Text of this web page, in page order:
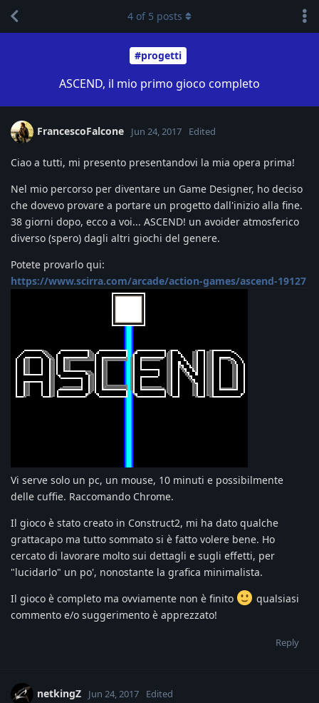
#progetti
ASCEND, il mio primo gioco completo
4 of 5 posts
FrancescoFalcone Jun 24, 2017 Edited
Ciao a tutti, mi presento presentandovi la mia opera prima!
Nel mio percorso per diventare un Game Designer, ho deciso
che dovevo provare a portare un progetto dall'inizio alla fine.
38 giorni dopo, ecco a voi... ASCEND! un avoider atmosferico
diverso (spero) dagli altri giochi del genere.
Potete provarlo qui:
https://www.scirra.com/arcade/action-games/ascend-19127
Vi serve solo un pc, un mouse, 10 minuti e possibilmente
delle cuffie. Raccomando Chrome.
Il gioco è stato creato in Construct2, mi ha dato qualche
grattacapo ma tutto sommato si è fatto volere bene. Ho
cercato di lavorare molto sui dettagli e sugli effetti, per
"lucidarlo" un po', nonostante la grafica minimalista.
Il gioco è completo ma ovviamente non è finito
qualsiasi
commento e/o suggerimento è apprezzato!
Reply
netkingZ Jun 24, 2017 Edited